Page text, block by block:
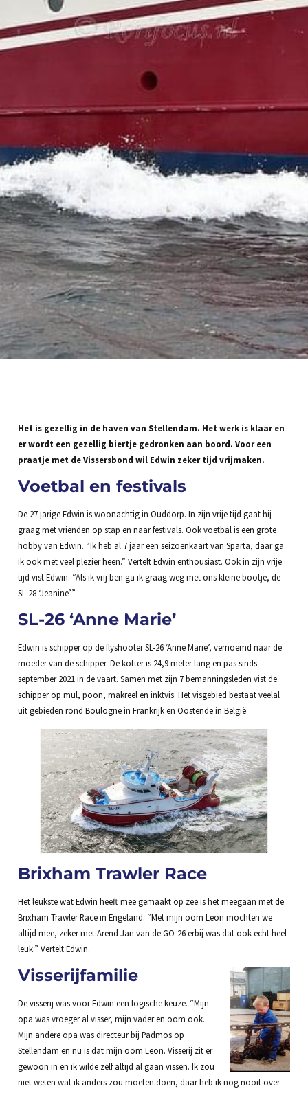
Het is gezellig in de haven van Stellendam. Het werk is klaar en
er wordt een gezellig biertje gedronken aan boord. Voor een
praatje met de Vissersbond wil Edwin zeker tijd vrijmaken.
Voetbal en festivals
De 27 jarige Edwin is woonachtig in Ouddorp. In zijn vrije tijd gaat hij
graag met vrienden op stap en naar festivals. Ook voetbal is een grote
hobby van Edwin. “Ik heb al 7 jaar een seizoenkaart van Sparta, daar ga
ik ook met veel plezier heen.” Vertelt Edwin enthousiast. Ook in zijn vrije
tijd vist Edwin. “Als ik vrij ben ga ik graag weg met ons kleine bootje, de
SL-28 ‘Jeanine’.”
SL-26 ‘Anne Marie’
Edwin is schipper op de flyshooter SL-26 ‘Anne Marie’, vernoemd naar de
moeder van de schipper. De kotter is 24,9 meter lang en pas sinds
september 2021 in de vaart. Samen met zijn 7 bemanningsleden vist de
schipper op mul, poon, makreel en inktvis. Het visgebied bestaat veelal
uit gebieden rond Boulogne in Frankrijk en Oostende in België.
Brixham Trawler Race
Het leukste wat Edwin heeft mee gemaakt op zee is het meegaan met de
Brixham Trawler Race in Engeland. “Met mijn oom Leon mochten we
altijd mee, zeker met Arend Jan van de GO-26 erbij was dat ook echt heel
leuk.” Vertelt Edwin.
Visserijfamilie
De visserij was voor Edwin een logische keuze. “Mijn
opa was vroeger al visser, mijn vader en oom ook.
Mijn andere opa was directeur bij Padmos op
Stellendam en nu is dat mijn oom Leon. Visserij zit er
gewoon in en ik wilde zelf altijd al gaan vissen. Ik zou
niet weten wat ik anders zou moeten doen, daar heb ik nog nooit over